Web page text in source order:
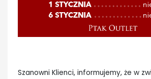
Szanowni Klienci, informujemy, że w